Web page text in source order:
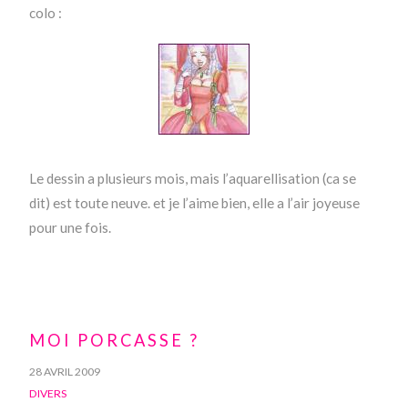
colo :
Le dessin a plusieurs mois, mais l’aquarellisation (ca se
dit) est toute neuve. et je l’aime bien, elle a l’air joyeuse
pour une fois.
MOI PORCASSE ?
28 AVRIL 2009
DIVERS